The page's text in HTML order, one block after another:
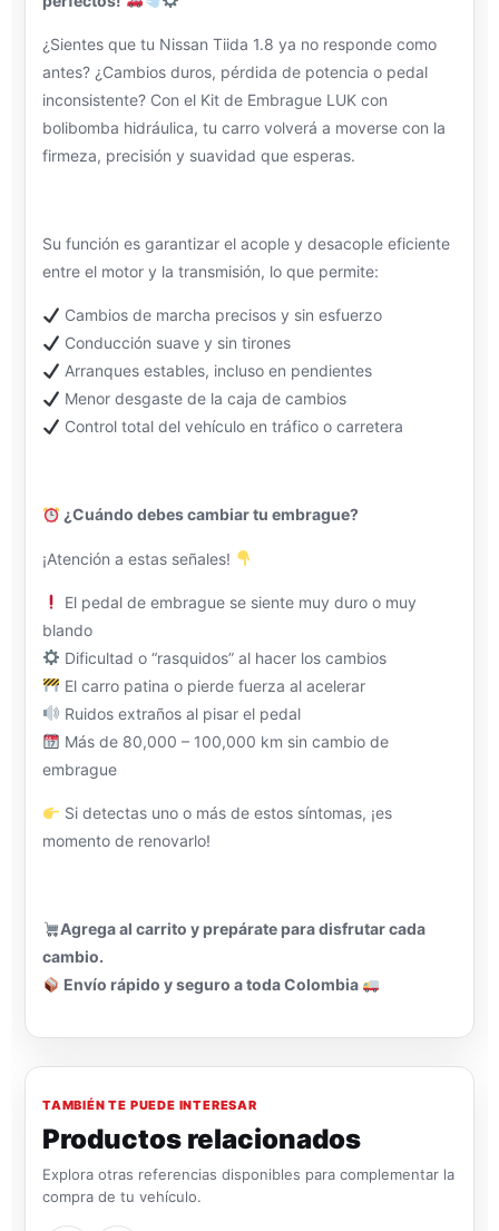
¿Sientes que tu Nissan Tiida 1.8 ya no responde como
antes? ¿Cambios duros, pérdida de potencia o pedal
inconsistente? Con el Kit de Embrague LUK con
bolibomba hidráulica, tu carro volverá a moverse con la
firmeza, precisión y suavidad que esperas.
Su función es garantizar el acople y desacople eficiente
entre el motor y la transmisión, lo que permite:
Cambios de marcha precisos y sin esfuerzo
Conducción suave y sin tirones
Arranques estables, incluso en pendientes
Menor desgaste de la caja de cambios
Control total del vehículo en tráfico o carretera
¿Cuándo debes cambiar tu embrague?
¡Atención a estas señales!
El pedal de embrague se siente muy duro o muy
blando
Dificultad o “rasquidos” al hacer los cambios
El carro patina o pierde fuerza al acelerar
Ruidos extraños al pisar el pedal
Más de 80,000 – 100,000 km sin cambio de
embrague
Si detectas uno o más de estos síntomas, ¡es
momento de renovarlo!
Agrega al carrito y prepárate para disfrutar cada
cambio.
Envío rápido y seguro a toda Colombia
TAMBIÉN TE PUEDE INTERESAR
Productos relacionados
Explora otras referencias disponibles para complementar la
compra de tu vehículo.